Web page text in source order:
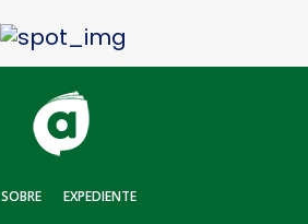
SOBRE EXPEDIENTE